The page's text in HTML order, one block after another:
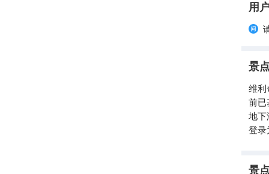
盐
用
景
维利
前已
地下
登录
景